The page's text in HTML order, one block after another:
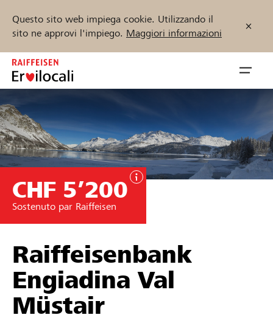
Questo sito web impiega cookie. Utilizzando il
sito ne approvi l'impiego. Maggiori informazioni
Zum
Inhalt
springen
öffnen
Sostenere
Aiuto & supporto
Partner / Banche Raiffeisen
Trova progetti e organizzazioni
Inizia ora
CHF 5’200
Sostenuto par Raiffeisen
Raiffeisenbank
Engiadina Val
Müstair